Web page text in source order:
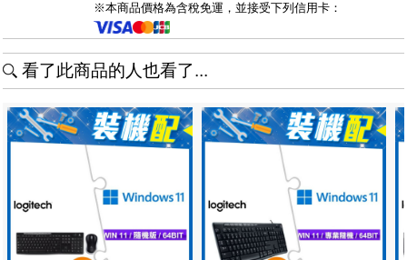
※本商品價格為含稅免運，並接受下列信用卡：
看了此商品的人也看了...